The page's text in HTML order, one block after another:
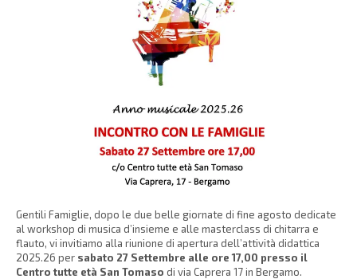
Gentili Famiglie, dopo le due belle giornate di fine agosto dedicate
al workshop di musica d’insieme e alle masterclass di chitarra e
flauto, vi invitiamo alla riunione di apertura dell’attività didattica
2025.26 per sabato 27 Settembre alle ore 17,00 presso il
Centro tutte età San Tomaso di via Caprera 17 in Bergamo.